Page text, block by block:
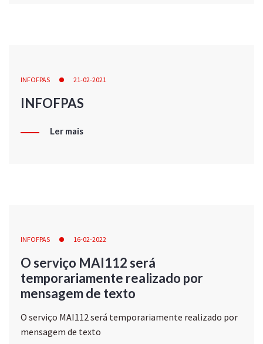
INFOFPAS 21-02-2021
INFOFPAS
Ler mais
INFOFPAS 16-02-2022
O serviço MAI112 será
temporariamente realizado por
mensagem de texto
O serviço MAI112 será temporariamente realizado por
mensagem de texto